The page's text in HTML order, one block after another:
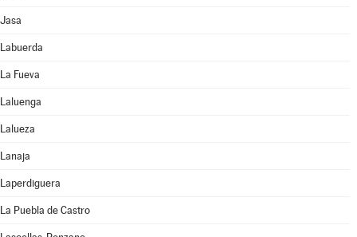
Jasa
Labuerda
La Fueva
Laluenga
Lalueza
Lanaja
Laperdiguera
La Puebla de Castro